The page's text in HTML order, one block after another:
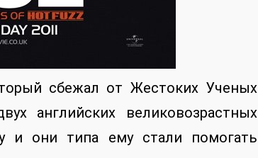
сбежал от Жестоких Ученых
английских великовозрастных
и они типа ему стали помогать